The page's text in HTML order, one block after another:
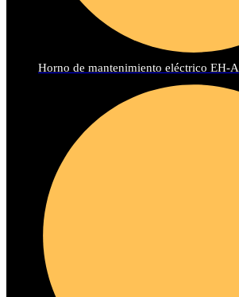
Horno de mantenimiento eléctrico EH-A